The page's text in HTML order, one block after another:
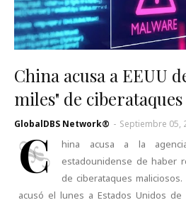
China acusa a EEUU
miles" de ciberataques
GlobalDBS Network® - Septiembre 05,
C
hina acusa a la
estadounidense de haber
de ciberataques maliciosos.
acusó el lunes a Estados Unidos